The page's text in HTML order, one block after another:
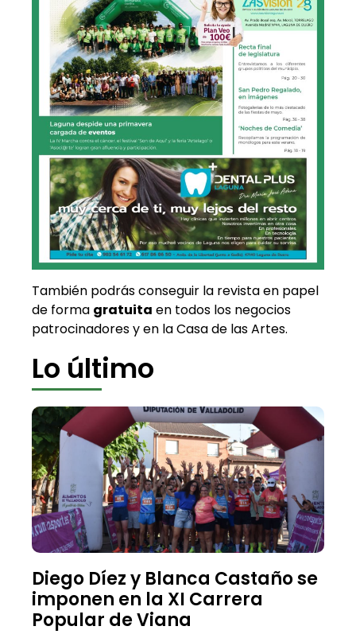
También podrás conseguir la revista en papel
de forma gratuita en todos los negocios
patrocinadores y en la Casa de las Artes.
Lo último
Diego Díez y Blanca Castaño se
imponen en la XI Carrera
Popular de Viana